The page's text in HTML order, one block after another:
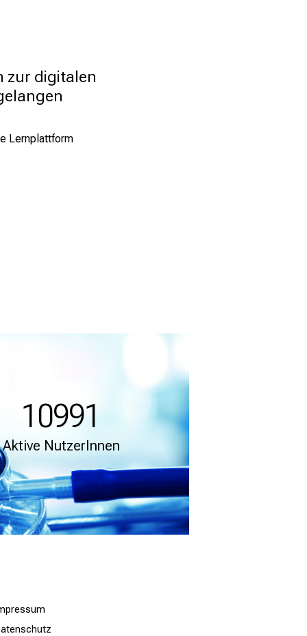
zur digitalen
Lernplattform
10991
Aktive NutzerInnen